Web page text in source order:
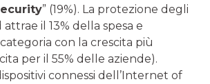
” (19%). La protezione degli
il 13% della spesa e
con la crescita più
per il 55% delle aziende).
connessi dell’Internet of